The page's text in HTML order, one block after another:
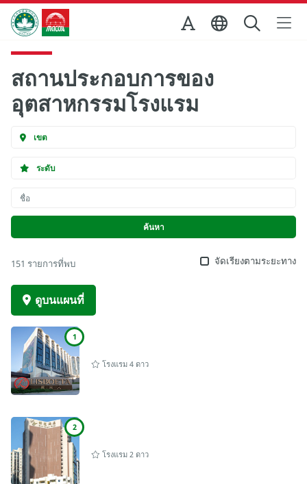
Skip to Main Content
สำนักงานการท่องเที่ยวของรัฐบาลมาเก๊า
สถานประกอบการของ
อุตสาหกรรมโรงแรม
เขต
ระดับ
151 รายการที่พบ จัดเรียงตามระยะทาง
ดูบนแผนที่
1
โรงแรม 4 ดาว
2
โรงแรม 2 ดาว